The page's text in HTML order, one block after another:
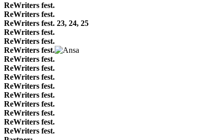
ReWriters fest.
ReWriters fest.
ReWriters fest. 23, 24, 25
ReWriters fest.
ReWriters fest.
ReWriters fest.
ReWriters fest.
ReWriters fest.
ReWriters fest.
ReWriters fest.
ReWriters fest.
ReWriters fest.
ReWriters fest.
ReWriters fest.
ReWriters fest.